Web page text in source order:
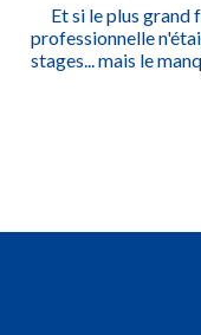
Et si le plus grand
professionnelle
stages... mais le